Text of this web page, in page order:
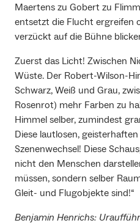
Maertens zu Gobert zu
entsetzt die Flucht ergreifen
verzückt auf die Bühne
Zuerst das Licht! Zwischen
Wüste. Der Robert-Wilson-
Schwarz, Weiß und Grau,
Rosenrot) mehr Farben zu
Himmel selber, zumindest
Diese lautlosen,
Szenenwechsel! Diese
nicht den Menschen
müssen, sondern selber
Gleit- und Flugobjekte sind!“
Benjamin Henrichs: